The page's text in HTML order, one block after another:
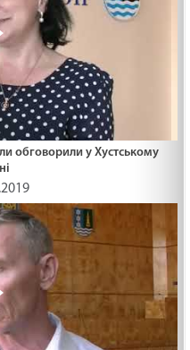
обговорили у Хустському